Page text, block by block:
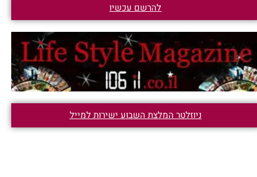
להרשם עכשיו
ניוזלטר המלצת השבוע ישירות למייל